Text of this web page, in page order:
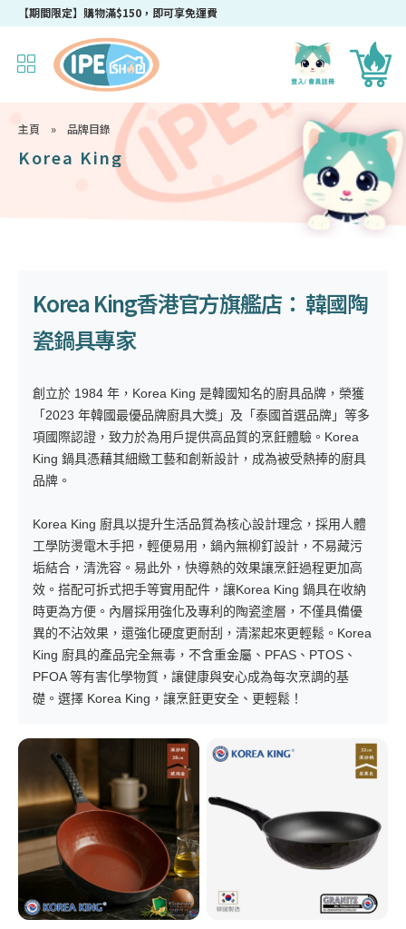
成為IPEshop會員，新會員即可獲得迎新$50購物優惠碼！
主頁 » 品牌目錄
Korea King
Korea King香港官方旗艦店： 韓國陶
瓷鍋具專家
創立於 1984 年，Korea King 是韓國知名的廚具品牌，榮獲
「2023 年韓國最優品牌廚具大獎」及「泰國首選品牌」等多
項國際認證，致力於為用戶提供高品質的烹飪體驗。Korea
King 鍋具憑藉其細緻工藝和創新設計，成為被受熱捧的廚具
品牌。
Korea King 廚具以提升生活品質為核心設計理念，採用人體
工學防燙電木手把，輕便易用，鍋內無柳釘設計，不易藏污
垢結合，清洗容。易此外，快導熱的效果讓烹飪過程更加高
效。搭配可拆式把手等實用配件，讓Korea King 鍋具在收納
時更為方便。內層採用強化及專利的陶瓷塗層，不僅具備優
異的不沾效果，還強化硬度更耐刮，清潔起來更輕鬆。Korea
King 廚具的產品完全無毒，不含重金屬、PFAS、PTOS、
PFOA 等有害化學物質，讓健康與安心成為每次烹調的基
礎。選擇 Korea King，讓烹飪更安全、更輕鬆！